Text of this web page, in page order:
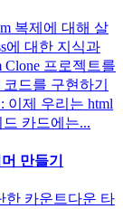
복제에 대해 살
에 대한 지식과
Clone 프로젝트를
드를 구현하기
이제 우리는 html
카드에는...
만들기
한 카운트다운 타